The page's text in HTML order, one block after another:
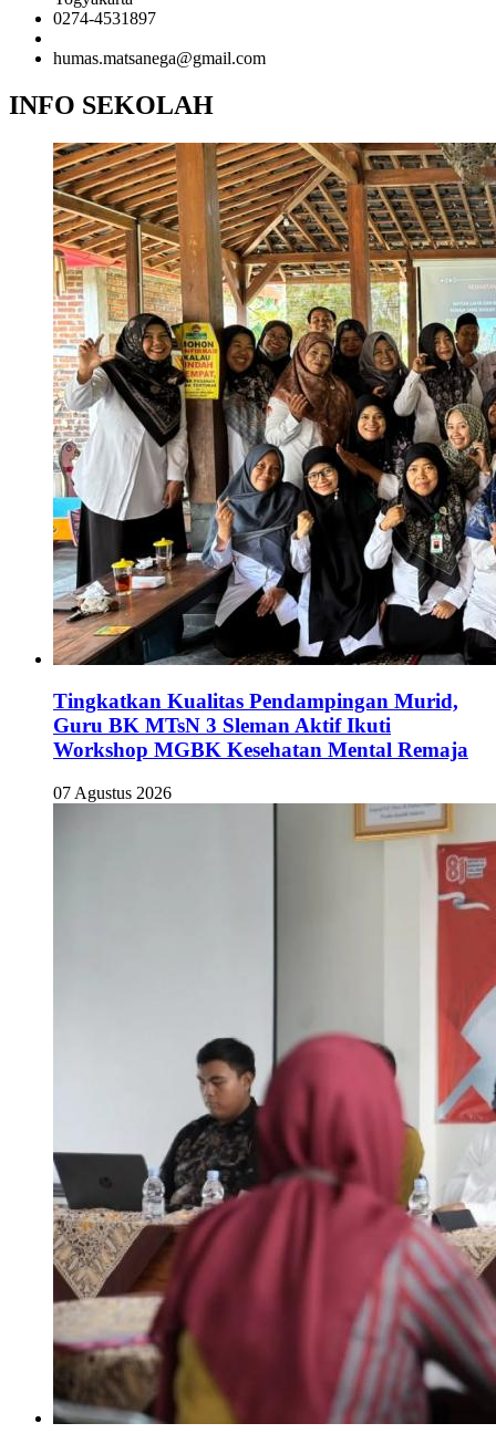
0274-4531897
humas.matsanega@gmail.com
INFO SEKOLAH
Tingkatkan Kualitas Pendampingan Murid,
Guru BK MTsN 3 Sleman Aktif Ikuti
Workshop MGBK Kesehatan Mental Remaja
07 Agustus 2026